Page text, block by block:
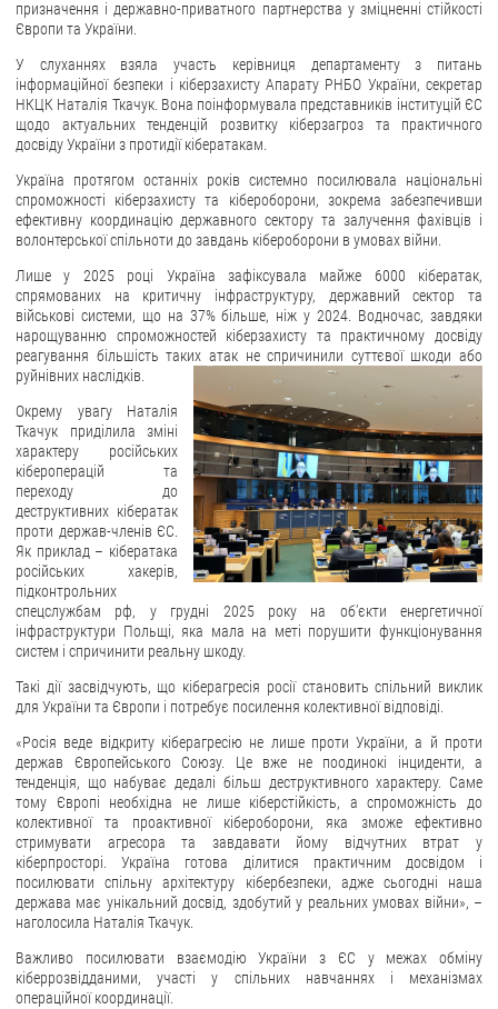
ДОСТУП ДО ПУБЛІЧНОЇ ІНФОРМАЦІЇ
Організація доступу до публічної інформації
Запит на отримання публічної інформації
Облік публічної інформації
Питання запобігання корупції
Публічні закупівлі
Внутрішній аудит
ДЕРЖАВНИЙ РЕЄСТР САНКЦІЙ
призначення і державно-приватного партнерства у зміцненні стійкості
Європи та України.
У слуханнях взяла участь керівниця департаменту з питань
інформаційної безпеки і кіберзахисту Апарату РНБО України, секретар
НКЦК Наталія Ткачук. Вона поінформувала представників інституцій ЄС
щодо актуальних тенденцій розвитку кіберзагроз та практичного
досвіду України з протидії кібератакам.
Україна протягом останніх років системно посилювала національні
спроможності кіберзахисту та кібероборони, зокрема забезпечивши
ефективну координацію державного сектору та залучення фахівців і
волонтерської спільноти до завдань кібероборони в умовах війни.
Лише у 2025 році Україна зафіксувала майже 6000 кібератак,
спрямованих на критичну інфраструктуру, державний сектор та
військові системи, що на 37% більше, ніж у 2024. Водночас, завдяки
нарощуванню спроможностей кіберзахисту та практичному досвіду
реагування більшість таких атак не спричинили суттєвої шкоди або
руйнівних наслідків.
Окрему увагу Наталія
Ткачук приділила зміні
характеру російських
кібероперацій та
переходу до
деструктивних кібератак
проти держав-членів ЄС.
Як приклад – кібератака
російських хакерів,
підконтрольних
спецслужбам рф, у грудні 2025 року на об’єкти енергетичної
інфраструктури Польщі, яка мала на меті порушити функціонування
систем і спричинити реальну шкоду.
Такі дії засвідчують, що кіберагресія росії становить спільний виклик
для України та Європи і потребує посилення колективної відповіді.
«Росія веде відкриту кіберагресію не лише проти України, а й проти
держав Європейського Союзу. Це вже не поодинокі інциденти, а
тенденція, що набуває дедалі більш деструктивного характеру. Саме
тому Європі необхідна не лише кіберстійкість, а спроможність до
колективної та проактивної кібероборони, яка зможе ефективно
стримувати агресора та завдавати йому відчутних втрат у
кіберпросторі. Україна готова ділитися практичним досвідом і
посилювати спільну архітектуру кібербезпеки, адже сьогодні наша
держава має унікальний досвід, здобутий у реальних умовах війни», –
наголосила Наталія Ткачук.
Важливо посилювати взаємодію України з ЄС у межах обміну
кіберрозвідданими, участі у спільних навчаннях і механізмах
операційної координації.